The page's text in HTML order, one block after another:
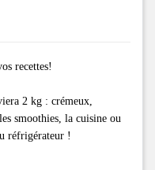
recettes!
2 kg : crémeux,
smoothies, la cuisine ou
réfrigérateur !